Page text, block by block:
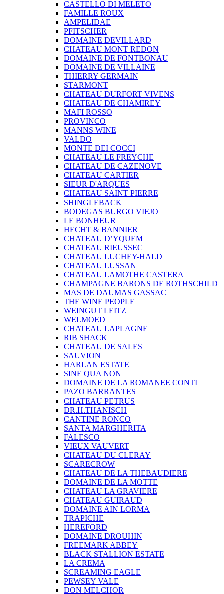
CASTELLO DI MELETO
FAMILLE ROUX
AMPELIDAE
PFITSCHER
DOMAINE DEVILLARD
CHATEAU MONT REDON
DOMAINE DE FONTBONAU
DOMAINE DE VILLAINE
THIERRY GERMAIN
STARMONT
CHATEAU DURFORT VIVENS
CHATEAU DE CHAMIREY
MAFI ROSSO
PROVINCO
MANNS WINE
VALDO
MONTE DEI COCCI
CHATEAU LE FREYCHE
CHATEAU DE CAZENOVE
CHATEAU CARTIER
SIEUR D'ARQUES
CHATEAU SAINT PIERRE
SHINGLEBACK
BODEGAS BURGO VIEJO
LE BONHEUR
HECHT & BANNIER
CHATEAU D’YQUEM
CHATEAU RIEUSSEC
CHATEAU LUCHEY-HALD
CHATEAU LUSSAN
CHATEAU LAMOTHE CASTERA
CHAMPAGNE BARONS DE ROTHSCHILD
MAS DE DAUMAS GASSAC
THE WINE PEOPLE
WEINGUT LEITZ
WELMOED
CHATEAU LAPLAGNE
RIB SHACK
CHATEAU DE SALES
SAUVION
HARLAN ESTATE
SINE QUA NON
DOMAINE DE LA ROMANEE CONTI
PAZO BARRANTES
CHATEAU PETRUS
DR.H.THANISCH
CANTINE RONCO
SANTA MARGHERITA
FALESCO
VIEUX VAUVERT
CHATEAU DU CLERAY
SCARECROW
CHATEAU DE LA THEBAUDIERE
DOMAINE DE LA MOTTE
CHATEAU LA GRAVIERE
CHATEAU GUIRAUD
DOMAINE AIN LORMA
TRAPICHE
HEREFORD
DOMAINE DROUHIN
FREEMARK ABBEY
BLACK STALLION ESTATE
LA CREMA
SCREAMING EAGLE
PEWSEY VALE
DON MELCHOR